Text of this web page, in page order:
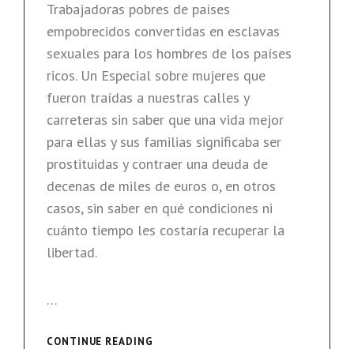
Trabajadoras pobres de países
empobrecidos convertidas en esclavas
sexuales para los hombres de los países
ricos. Un Especial sobre mujeres que
fueron traídas a nuestras calles y
carreteras sin saber que una vida mejor
para ellas y sus familias significaba ser
prostituidas y contraer una deuda de
decenas de miles de euros o, en otros
casos, sin saber en qué condiciones ni
cuánto tiempo les costaría recuperar la
libertad.
…
CONTINUE READING